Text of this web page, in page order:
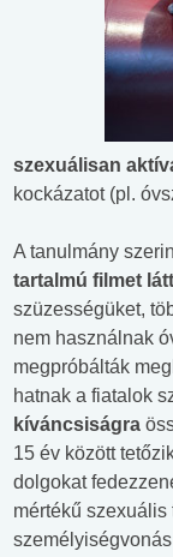
szexuálisan
kockázatot (pl.
A tanulmány
tartalmú filmet
szüzességüket,
nem használnak
megpróbálták
hatnak a fiatalok
kíváncsiságra
15 év között
dolgokat
mértékű szexuális